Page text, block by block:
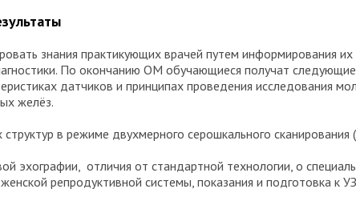
знания практикующих врачей путем информирования
По окончанию ОМ обучающиеся получат
датчиков и принципах проведения исследования
желёз.
в режиме двухмерного серошкального
эхографии, отличия от стандартной технологии, о
репродуктивной системы, показания и подготовка к